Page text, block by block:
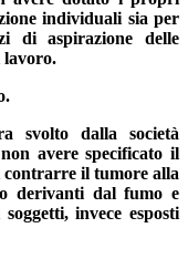
individuali sia per
di aspirazione delle
lavoro.
svolto dalla società
avere specificato il
il tumore alla
derivanti dal fumo e
invece esposti